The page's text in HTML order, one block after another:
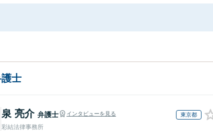
士
泉 亮介 弁護士 インタビューを見る 東京都
彩結法律事務所